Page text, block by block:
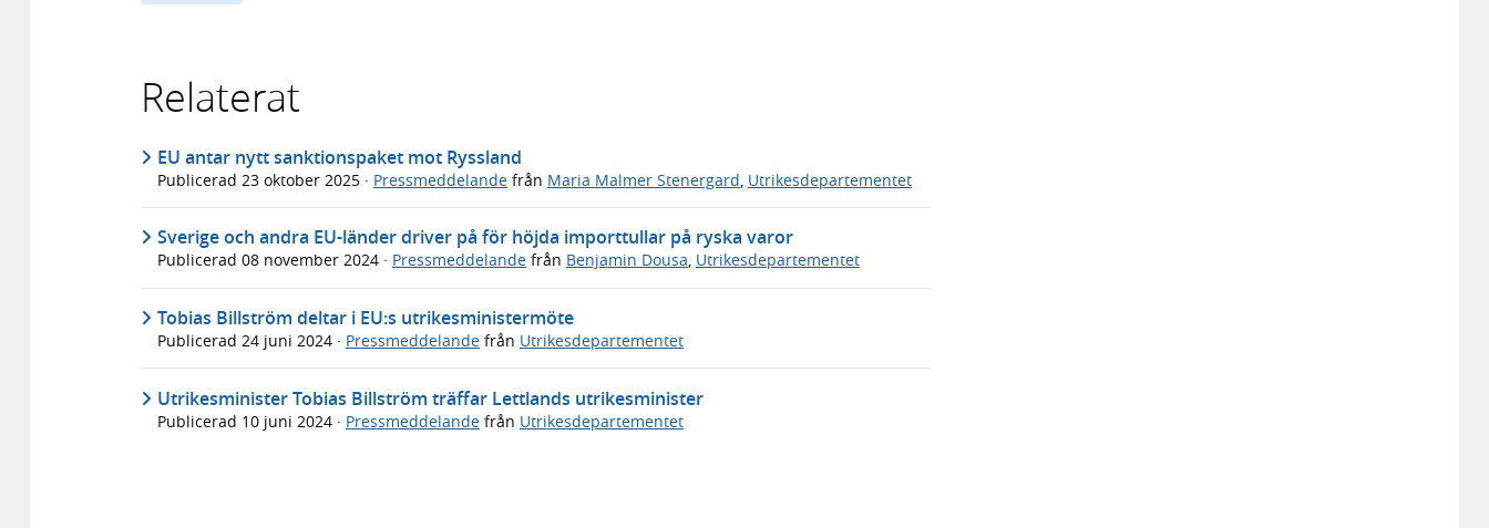
Relaterat
EU antar nytt sanktionspaket mot Ryssland
Publicerad 23 oktober 2025 · Pressmeddelande från Maria Malmer Stenergard Utrikesdepartementet
Sverige och andra EU-länder driver på för höjda importtullar på ryska varor
Publicerad 08 november 2024 · Pressmeddelande från Benjamin Dousa, Utrikesdepartementet
Tobias Billström deltar i EU:s utrikesministermöte
Publicerad 24 juni 2024 · Pressmeddelande från Utrikesdepartementet
Utrikesminister Tobias Billström träffar Lettlands utrikesminister
Publicerad 10 juni 2024 · Pressmeddelande från Utrikesdepartementet